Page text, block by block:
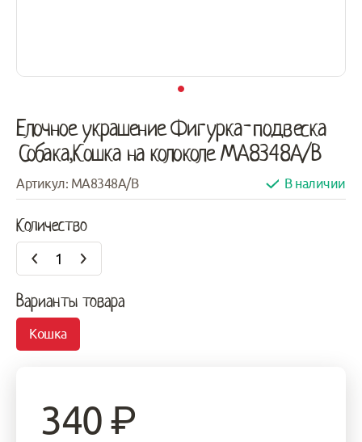
Елочное украшение Фигурка-подвеска
Собака,Кошка на колоколе MA8348A/B
Артикул: MA8348A/B В наличии
Количество
Варианты товара
Кошка
340 ₽